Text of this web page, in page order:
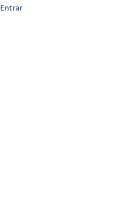
Entrar